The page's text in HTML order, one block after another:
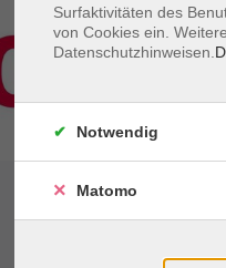
Surfaktivitäten des
von Cookies ein.
Datenschutzhinweisen.
Notwendig
Matomo